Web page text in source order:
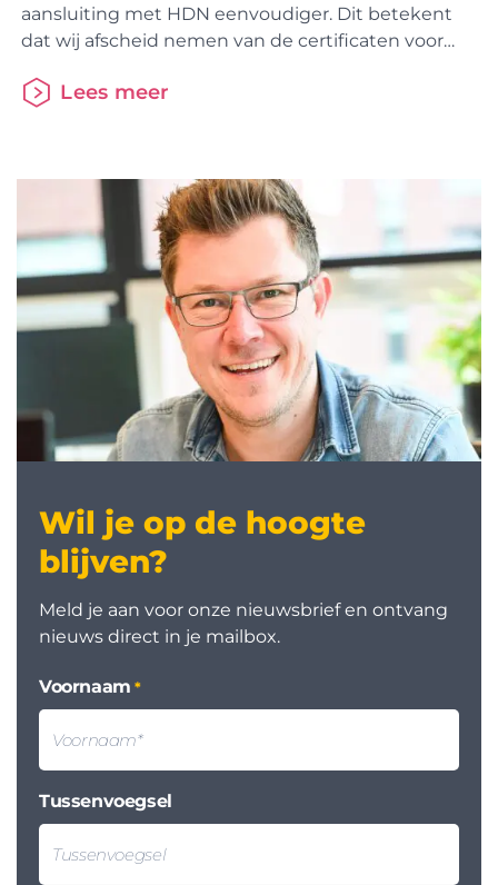
aansluiting met HDN eenvoudiger. Dit betekent
dat wij afscheid nemen van de certificaten voor
verleng je straks jaarlijks je aansluiting op het HDN
Lees meer
Wil je op de hoogte
blijven?
Meld je aan voor onze nieuwsbrief en ontvang
nieuws direct in je mailbox.
Voornaam *
Tussenvoegsel